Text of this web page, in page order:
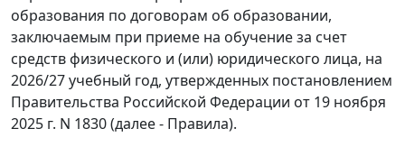
образования по договорам об образовании,
заключаемым при приеме на обучение за счет
средств физического и (или) юридического лица, на
2026/27 учебный год, утвержденных постановлением
Правительства Российской Федерации от 19 ноября
2025 г. N 1830 (далее - Правила).